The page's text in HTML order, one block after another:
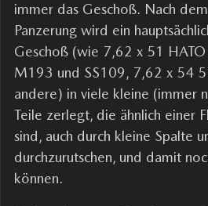
immer das Geschoß. Nach
Panzerung wird ein
Geschoß (wie 7,62 х 51
М193 und SS109, 7,62 х 54
andere) in viele kleine (immer
Teile zerlegt, die ähnlich einer
sind, auch durch kleine Spalte
durchzurutschen, und damit
können.